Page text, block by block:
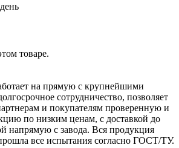
товаре.
на прямую с крупнейшими
сотрудничество, позволяет
и покупателям проверенную и
по низким ценам, с доставкой до
напрямую с завода. Вся продукция
все испытания согласно ГОСТ/ТУ.